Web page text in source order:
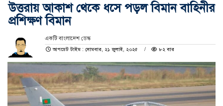
উত্তরায় আকাশ থেকে ধসে পড়ল বিমান বাহিনীর
প্রশিক্ষণ বিমান
একটি বাংলাদেশ ডেস্ক
আপডেট টাইম : সোমবার, ২১ জুলাই, ২০২৫
৮২ বার